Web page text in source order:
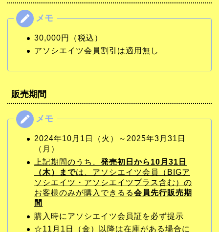
30,000円（税込）
アソシエイツ会員割引は適用無し
販売期間
2024年10月1日（火）～2025年3月31日
（月）
上記期間のうち、 発売初日から10月31日
（木）までは、アソシエイツ会員（BIGア
ソシエイツ・アソシエイツプラス含む）の
お客様のみが購入できるる会員先行販売期
間
購入時にアソシエイツ会員証を必ず提示
☆11月1日（金）以降は在庫がある場合に